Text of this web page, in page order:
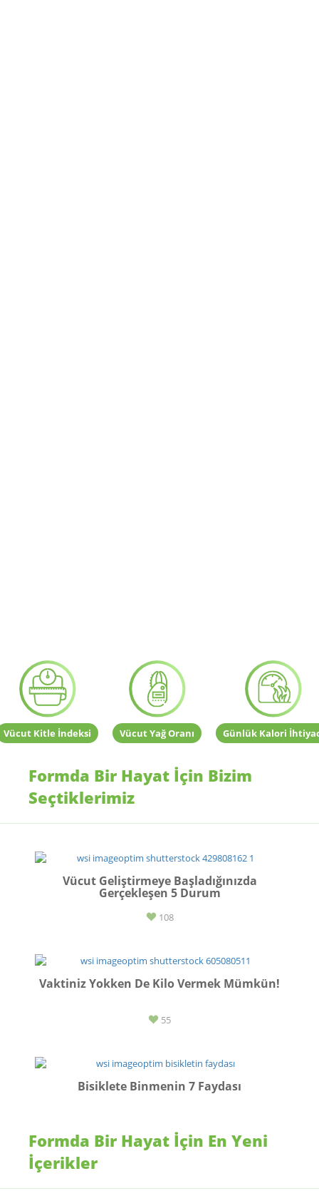
Vücut Kitle İndeksi Vücut Yağ Oranı Günlük Kalori
Formda Bir Hayat İçin Bizim
Seçtiklerimiz
SPOR
Vücut Geliştirmeye Başladığınızda
Gerçekleşen 5 Durum
108
BESLENME
Vaktiniz Yokken De Kilo Vermek Mümkün!
55
SPOR
Bisiklete Binmenin 7 Faydası
SPOR
Formda Bir Hayat İçin En Yeni
İçerikler